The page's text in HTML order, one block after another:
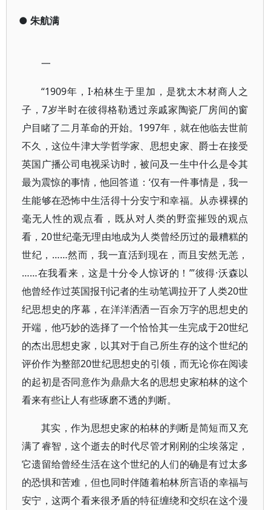
● 朱航满
一
“1909年，I·柏林生于里加，是犹太木材商人之
子，7岁半时在彼得格勒透过亲戚家陶瓷厂房间的窗
户目睹了二月革命的开始。1997年，就在他临去世前
不久，这位牛津大学哲学家、思想史家、爵士在接受
英国广播公司电视采访时，被问及一生中什么是令其
最为震惊的事情，他回答道：‘仅有一件事情是，我一
生能够在恐怖中生活得十分安宁和幸福。从赤裸裸的
毫无人性的观点看，既从对人类的野蛮摧毁的观点
看，20世纪毫无理由地成为人类曾经历过的最糟糕的
世纪，……然而，我一直活到现在，而且安然无恙，
……在我看来，这是十分令人惊讶的！’”彼得·沃森以
他曾经作过英国报刊记者的生动笔调拉开了人类20世
纪思想史的序幕，在洋洋洒洒一百余万字的思想史的
开端，他巧妙的选择了一个恰恰其一生完成于20世纪
的杰出思想史家，以其对于自己所生存的这个世纪的
评价作为整部20世纪思想史的引领，而无论你在阅读
的起初是否同意作为鼎鼎大名的思想史家柏林的这个
看来有些让人有些琢磨不透的判断。
其实，作为思想史家的柏林的判断是简短而又充
满了睿智，这个逝去的时代尽管才刚刚的尘埃落定，
它遗留给曾经生活在这个世纪的人们的确是有过太多
的恐惧和苦难，但也同时伴随着柏林所言语的幸福与
安宁，这两个看来很矛盾的特征缠绕和交织在这个漫